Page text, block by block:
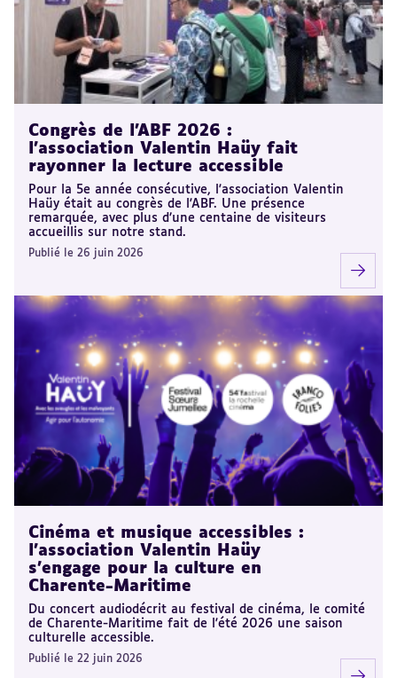
Congrès de l'ABF 2026 :
l'association Valentin Haüy fait
rayonner la lecture accessible
Pour la 5e année consécutive, l'association Valentin
Haüy était au congrès de l'ABF. Une présence
remarquée, avec plus d’une centaine de visiteurs
accueillis sur notre stand.
Publié le 26 juin 2026
Cinéma et musique accessibles :
l'association Valentin Haüy
s'engage pour la culture en
Charente-Maritime
Du concert audiodécrit au festival de cinéma, le comité
de Charente-Maritime fait de l'été 2026 une saison
culturelle accessible.
Publié le 22 juin 2026